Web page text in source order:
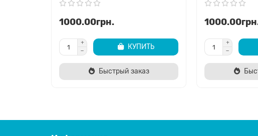
1000.00грн.
КУПИТЬ
Быстрый заказ